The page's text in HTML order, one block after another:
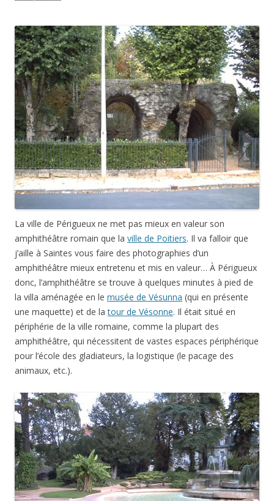
La ville de Périgueux ne met pas mieux en valeur son
amphithéâtre romain que la ville de Poitiers. Il va falloir que
j’aille à Saintes vous faire des photographies d’un
amphithéâtre mieux entretenu et mis en valeur… À Périgueux
donc, l’amphithéâtre se trouve à quelques minutes à pied de
la villa aménagée en le musée de Vésunna (qui en présente
une maquette) et de latour de Vésonne. Il était situé en
périphérie de la ville romaine, comme la plupart des
amphithéâtre, qui nécessitent de vastes espaces périphérique
pour l’école des gladiateurs, la logistique (le pacage des
animaux, etc.).